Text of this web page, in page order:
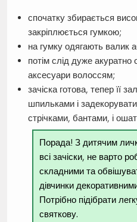
спочатку збирається
закріплюється гумкою;
на гумку одягають валик
потім слід дуже акуратно
аксесуари волоссям;
зачіска готова, тепер її
шпильками і
стрічками, бантами, і
Порада! З дитячим
всі зачіски, не варто
складними та
дівчинки
Потрібно підібрати
святкову.